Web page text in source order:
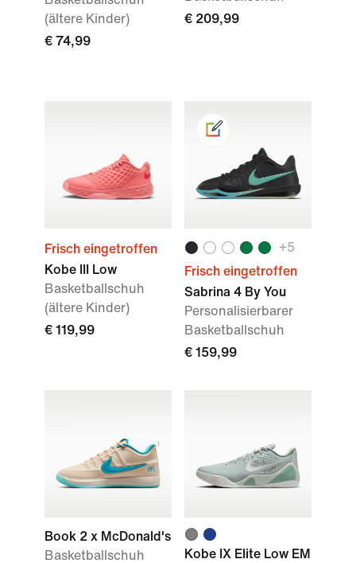
(ältere Kinder)
€ 74,99
€ 209,99
Frisch eingetroffen
Kobe III Low
Basketballschuh
(ältere Kinder)
€ 119,99
+5
Frisch eingetroffen
Sabrina 4 By You
Personalisierbarer
Basketballschuh
€ 159,99
Book 2 x McDonald's
Basketballschuh
Kobe IX Elite Low EM